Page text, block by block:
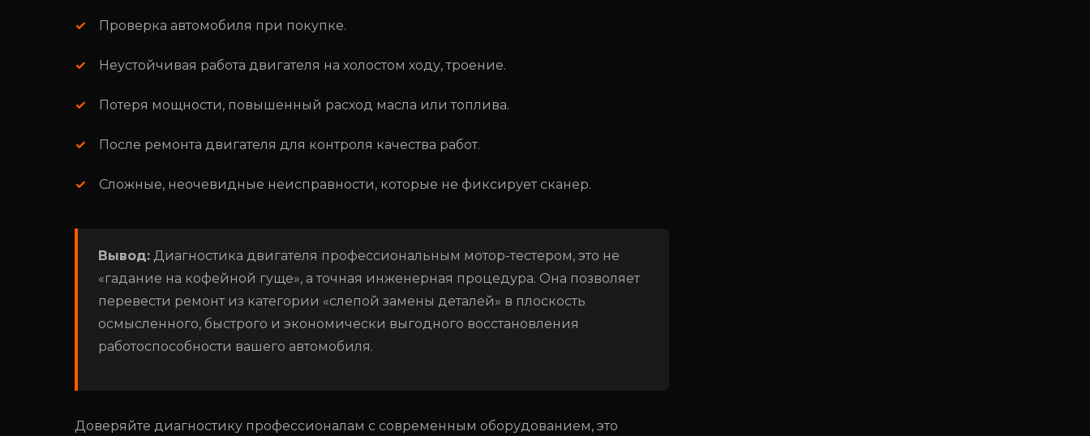
Проверка автомобиля при покупке.
Неустойчивая работа двигателя на холостом ходу, троение.
Потеря мощности, повышенный расход масла или топлива.
После ремонта двигателя для контроля качества работ.
Сложные, неочевидные неисправности, которые не фиксирует сканер.
Вывод: Диагностика двигателя профессиональным мотор-тестером, это не
«гадание на кофейной гуще», а точная инженерная процедура. Она позволяет
перевести ремонт из категории «слепой замены деталей» в плоскость
осмысленного, быстрого и экономически выгодного восстановления
работоспособности вашего автомобиля.
Доверяйте диагностику профессионалам с современным оборудованием, это